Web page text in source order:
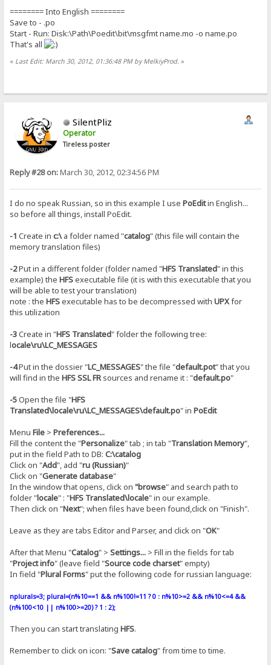
======== Into English ========
Save to - .po
Start - Run: Disk:\Path\Poedit\bit\msgfmt name.mo -o name.po
That's all
« Last Edit: March 30, 2012, 01:36:48 PM by MelkiyProd. »
SilentPliz
Operator
Tireless poster
Reply #28 on:March 30, 2012, 02:34:56 PM
I do no speak Russian, so in this example I usePoEditin English...
so before all things, install PoEdit.
-1 Create inc:\a folder named "catalog" (this file will contain the
memory translation files)
-2Put in a different folder (folder named "HFS Translated" in this
example) theHFSexecutable file (it is with this executable that you
will be able to test your translation)
note : theHFSexecutable has to be decompressed withUPXfor
this utilization
-3Create in "HFS Translated" folder the following tree:
locale\ru\LC_MESSAGES
-4Put in the dossier "LC_MESSAGES" the file "default.pot" that you
will find in theHFS SSL FRsources and rename it : "default.po"
-5Open the file "HFS
Translated\locale\ru\LC_MESSAGES\default.po" in PoEdit
MenuFile >Preferences...
Fill the content the "Personalize" tab ; in tab "Translation Memory",
put in the field Path to DB:C:\catalog
Click on "Add", add "ru (Russian)"
Click on "Generate database"
In the window that opens, click on "browse" and search path to
folder "locale" : "HFS Translated\locale" in our example.
Then click on "Next"; when files have been found,click on "Finish".
Leave as they are tabs Editor and Parser, and click on "OK"
After that Menu "Catalog" >Settings... > Fill in the fields for tab
"Project info" (leave field "Source code charset" empty)
In field "Plural Forms" put the following code for russian language:
nplurals=3; plural=(n%10==1 && n%100!=11 ? 0 : n%10>=2 && n%10<=4 &&
(n%100<10 || n%100>=20) ? 1 : 2);
Then you can start translatingHFS.
Remember to click on icon: "Save catalog" from time to time.